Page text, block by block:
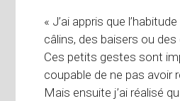
« J’ai appris que
câlins, des baisers ou
Ces petits gestes sont
coupable de ne pas avoir
Mais ensuite j’ai réalisé